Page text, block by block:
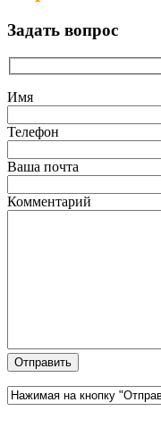
Задать вопрос
Имя
Телефон
Ваша почта
Комментарий